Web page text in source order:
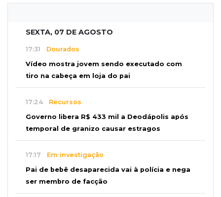
SEXTA, 07 DE AGOSTO
17:31 Dourados
Vídeo mostra jovem sendo executado com
tiro na cabeça em loja do pai
17:24 Recursos
Governo libera R$ 433 mil a Deodápolis após
temporal de granizo causar estragos
17:17 Em investigação
Pai de bebê desaparecida vai à polícia e nega
ser membro de facção